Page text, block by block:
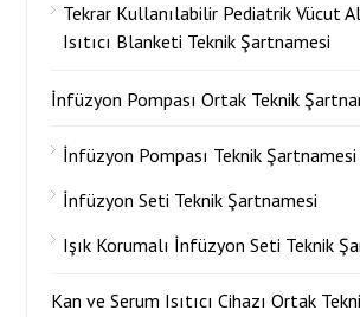
Tekrar Kullanılabilir Pediatrik Vücut
Isıtıcı Blanketi Teknik Şartnamesi
İnfüzyon Pompası Ortak Teknik
İnfüzyon Pompası Teknik Şartnamesi
İnfüzyon Seti Teknik Şartnamesi
Işık Korumalı İnfüzyon Seti Teknik
Kan ve Serum Isıtıcı Cihazı Ortak